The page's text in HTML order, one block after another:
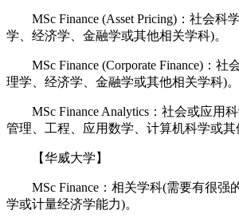
MSc Finance (Asset Pricing)：社会科
学、经济学、金融学或其他相关学科)。
MSc Finance (Corporate Finance)：社
理学、经济学、金融学或其他相关学科)。
MSc Finance Analytics：社会或应用科
管理、工程、应用数学、计算机科学或其
【华威大学】
MSc Finance：相关学科(需要有很强
学或计量经济学能力)。